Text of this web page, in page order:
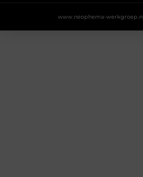
www.neophema-